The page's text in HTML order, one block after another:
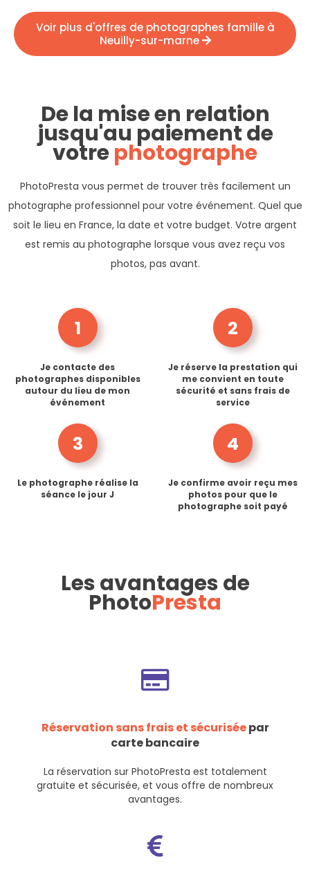
Voir plus d'offres de photographes famille à
Neuilly-sur-marne
De la mise en relation
jusqu'au paiement de
votrephotographe
PhotoPresta vous permet de trouver très facilement un
photographe professionnel pour votre événement. Quel que
soit le lieu en France, la date et votre budget. Votre argent
est remis au photographe lorsque vous avez reçu vos
photos, pas avant.
1
Je contacte des
photographes disponibles
autour du lieu de mon
événement
2
Je réserve la prestation qui
me convient en toute
sécurité et sans frais de
service
3
Le photographe réalise la
séance le jour J
4
Je confirme avoir reçu mes
photos pour que le
photographe soit payé
Les avantages de
PhotoPresta
Réservation sans frais et sécuriséepar
carte bancaire
La réservation sur PhotoPresta est totalement
gratuite et sécurisée, et vous offre de nombreux
avantages.